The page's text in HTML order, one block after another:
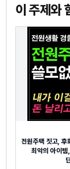
이 주제와
전원주택 짓고,
최악의 아이템